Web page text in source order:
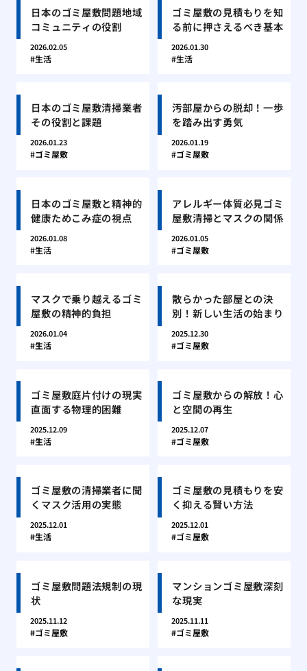
日本のゴミ屋敷問題地域
コミュニティの役割
2026.02.05
生活
ゴミ屋敷の見積もりを知
る前に押さえるべき基本
2026.01.30
生活
日本のゴミ屋敷清掃業者
その役割と課題
2026.01.23
ゴミ屋敷
汚部屋からの脱却！一歩
を踏み出す勇気
2026.01.19
ゴミ屋敷
日本のゴミ屋敷と精神的
健康ためこみ症の視点
2026.01.08
生活
アレルギー体質必見ゴミ
屋敷清掃とマスクの関係
2026.01.05
ゴミ屋敷
マスクで乗り越えるゴミ
屋敷の精神的負担
2026.01.04
生活
散らかった部屋との決
別！新しい生活の始まり
2025.12.30
ゴミ屋敷
ゴミ屋敷庭片付けの現実
直面する物理的困難
2025.12.09
生活
ゴミ屋敷からの解放！心
と空間の再生
2025.12.07
ゴミ屋敷
ゴミ屋敷の清掃業者に聞
くマスク活用の実態
2025.12.01
生活
ゴミ屋敷の見積もりを安
く抑える賢い方法
2025.12.01
ゴミ屋敷
ゴミ屋敷問題法規制の現
状
2025.11.12
ゴミ屋敷
マンションゴミ屋敷深刻
な現実
2025.11.11
ゴミ屋敷